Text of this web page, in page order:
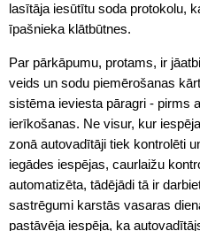
lasītāja iesūtītu soda protokolu,
īpašnieka klātbūtnes.
Par pārkāpumu, protams, ir
veids un sodu piemērošanas
sistēma ieviesta pāragri - pirms
ierīkošanas. Ne visur, kur
zonā autovadītāji tiek kontrolēti
iegādes iespējas, caurlaižu
automatizēta, tādējādi tā ir
sastrēgumi karstās vasaras
pastāvēja iespēja, ka